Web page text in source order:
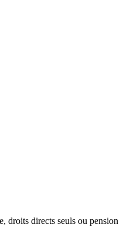
droits directs seuls ou pension